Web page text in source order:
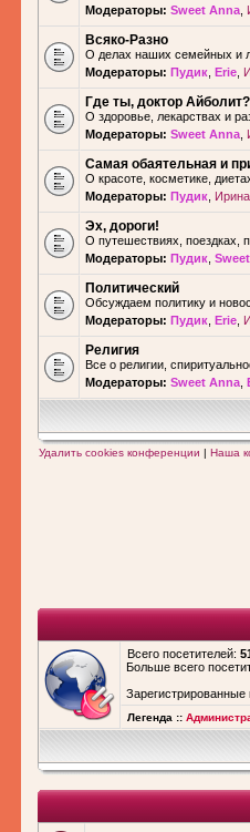
Модераторы: Sweet Anna
Всяко-Разно
О делах наших семейных и
Модераторы: Пудик Erie
Где ты, доктор Айболит?
О здоровье, лекарствах и
Модераторы: Sweet Anna
Самая обаятельная и
О красоте, косметике,
Модераторы: Пудик
Эх, дороги!
О путешествиях, поездках,
Модераторы: Пудик
Политический
Обсуждаем политику и
Модераторы: Пудик Erie
Религия
Все о религии,
Модераторы: Sweet Anna
Удалить cookies конференции | Наша
Всего посетителей:
Больше всего
Зарегистрированные
Легенда ::